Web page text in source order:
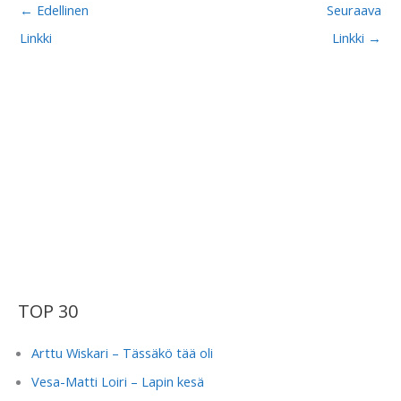
← Edellinen
Linkki
Seuraava
Linkki →
TOP 30
Arttu Wiskari – Tässäkö tää oli
Vesa-Matti Loiri – Lapin kesä